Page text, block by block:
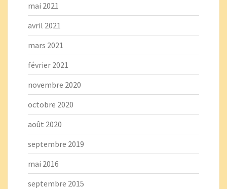
mai 2021
avril 2021
mars 2021
février 2021
novembre 2020
octobre 2020
août 2020
septembre 2019
mai 2016
septembre 2015